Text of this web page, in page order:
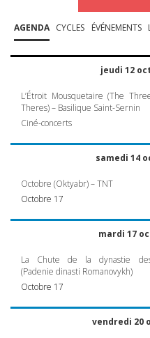
AGENDA CYCLES ÉVÉNEMENTS
jeudi 12
L’Étroit Mousquetaire (The
Theres) – Basilique Saint-Sernin
Ciné-concerts
samedi 14
Octobre (Oktyabr) –TNT
Octobre 17
mardi 17
La Chute de la dynastie
(Padenie dinasti Romanovykh)
Octobre 17
vendredi 20